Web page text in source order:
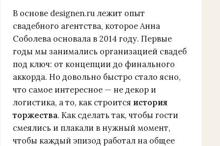
В основе designen.ru лежит опыт
свадебного агентства, которое Анна
Соболева основала в 2014 году. Первые
годы мы занимались организацией свадеб
под ключ: от концепции до финального
аккорда. Но довольно быстро стало ясно,
что самое интересное — не декор и
логистика, а то, как строится история
торжества. Как сделать так, чтобы гости
смеялись и плакали в нужный момент,
чтобы каждый эпизод работал на общее